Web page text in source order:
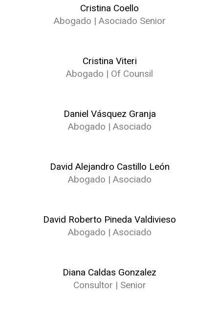
Cristina Coello
Abogado | Asociado Senior
Cristina Viteri
Abogado | Of Counsil
Daniel Vásquez Granja
Abogado | Asociado
David Alejandro Castillo León
Abogado | Asociado
David Roberto Pineda Valdivieso
Abogado | Asociado
Diana Caldas Gonzalez
Consultor | Senior